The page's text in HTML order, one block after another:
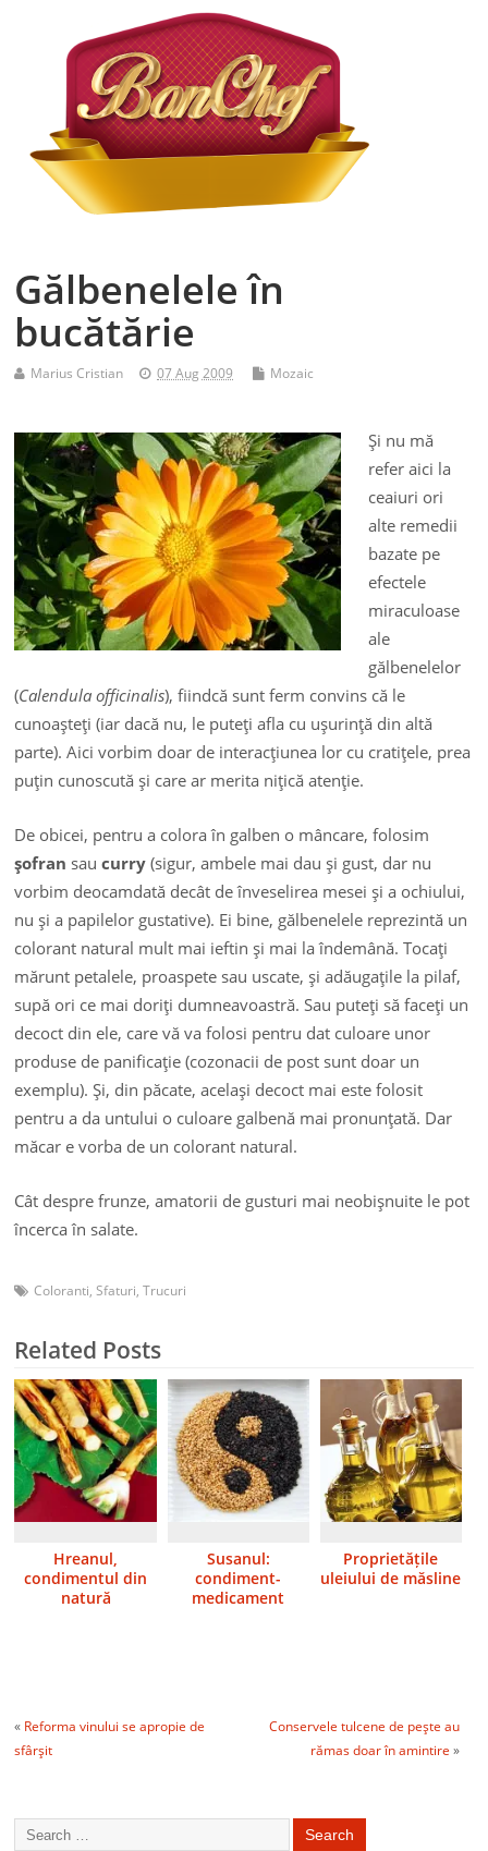
Gălbenelele în
bucătărie
Marius Cristian 07 Aug 2009 Mozaic
Şi nu mă
refer aici la
ceaiuri ori
alte remedii
bazate pe
efectele
miraculoase
ale
gălbenelelor
(Calendula officinalis), fiindcă sunt ferm convins că le
cunoaşteţi (iar dacă nu, le puteţi afla cu uşurinţă din altă
parte). Aici vorbim doar de interacţiunea lor cu cratiţele, prea
puţin cunoscută şi care ar merita niţică atenţie.
De obicei, pentru a colora în galben o mâncare, folosim
şofran saucurry (sigur, ambele mai dau şi gust, dar nu
vorbim deocamdată decât de înveselirea mesei şi a ochiului,
nu şi a papilelor gustative). Ei bine, gălbenelele reprezintă un
colorant natural mult mai ieftin şi mai la îndemână. Tocaţi
mărunt petalele, proaspete sau uscate, şi adăugaţile la pilaf,
supă ori ce mai doriţi dumneavoastră. Sau puteţi să faceţi un
decoct din ele, care vă va folosi pentru dat culoare unor
produse de panificaţie (cozonacii de post sunt doar un
exemplu). Şi, din păcate, acelaşi decoct mai este folosit
pentru a da untului o culoare galbenă mai pronunţată. Dar
măcar e vorba de un colorant natural.
Cât despre frunze, amatorii de gusturi mai neobişnuite le pot
încerca în salate.
Coloranti,Sfaturi,Trucuri
Related Posts
Hreanul,
condimentul din
natură
Susanul:
condiment-
medicament
Proprietățile
uleiului de măsline
« Reforma vinului se apropie de
sfârşit
Conservele tulcene de peşte au
rămas doar în amintire »